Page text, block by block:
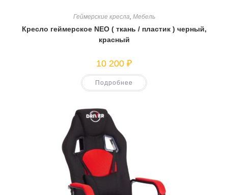
Геймерские кресла, Мебель
Кресло геймерское NEO ( ткань / пластик ) черный,
красный
10 200 ₽
Подробнее